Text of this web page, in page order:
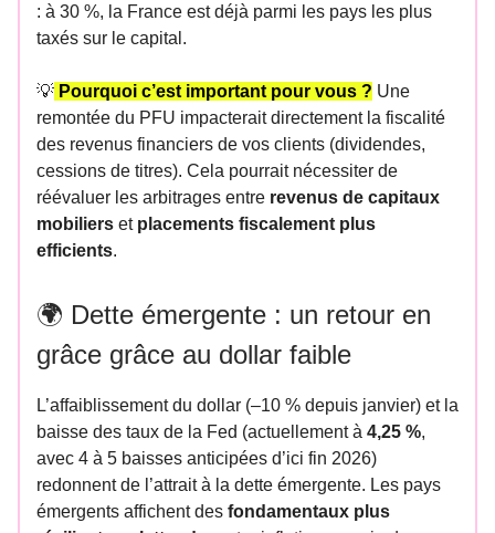
: à 30 %, la France est déjà parmi les pays les plus
taxés sur le capital.
💡 Pourquoi c’est important pour vous ? Une
remontée du PFU impacterait directement la fiscalité
des revenus financiers de vos clients (dividendes,
cessions de titres). Cela pourrait nécessiter de
réévaluer les arbitrages entre revenus de capitaux
mobiliers et placements fiscalement plus
efficients.
🌍 Dette émergente : un retour en
grâce grâce au dollar faible
L’affaiblissement du dollar (–10 % depuis janvier) et la
baisse des taux de la Fed (actuellement à 4,25 %,
avec 4 à 5 baisses anticipées d’ici fin 2026)
redonnent de l’attrait à la dette émergente. Les pays
émergents affichent des fondamentaux plus